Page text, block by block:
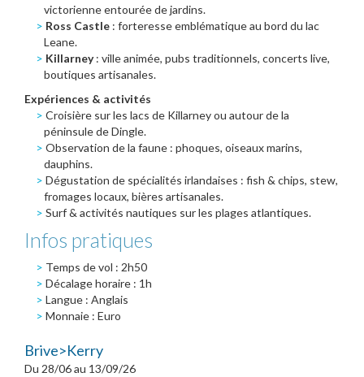
victorienne entourée de jardins.
Ross Castle : forteresse emblématique au bord du lac
Leane.
Killarney: ville animée, pubs traditionnels, concerts live,
boutiques artisanales.
Expériences & activités
Croisière sur les lacs de Killarney ou autour de la
péninsule de Dingle.
Observation de la faune : phoques, oiseaux marins,
dauphins.
Dégustation de spécialités irlandaises : fish & chips, stew,
fromages locaux, bières artisanales.
Surf & activités nautiques sur les plages atlantiques.
Infos pratiques
Temps de vol : 2h50
Décalage horaire : 1h
Langue : Anglais
Monnaie : Euro
Brive>Kerry
Du 28/06 au 13/09/26